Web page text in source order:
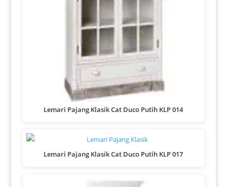
Lemari Pajang Klasik Cat Duco Putih KLP 014
Lemari Pajang Klasik Cat Duco Putih KLP 017